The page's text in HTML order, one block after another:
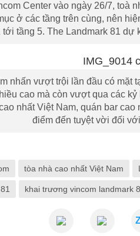
Center vào ngày 26/7, toà
ở các tầng trên cùng, nên
tới tầng 5. The Landmark 81 dự
nhấn vượt trội lần đầu có mặt
cao mà còn vượt qua các
nhất Việt Nam, quán bar
điểm đến tuyệt vời đối
tòa nhà cao nhất Việt Nam
khai trương vincom landmark